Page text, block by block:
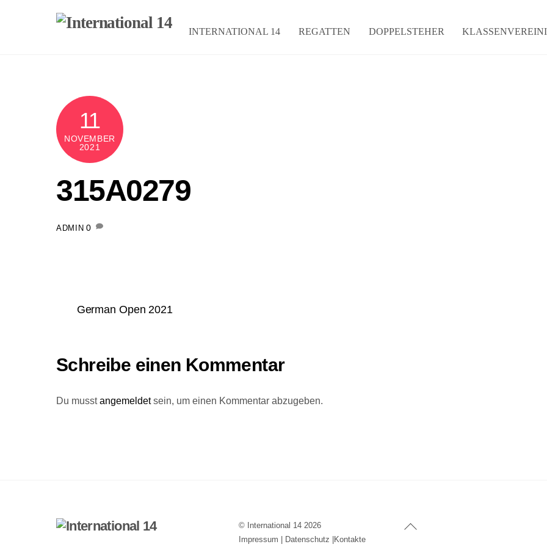
INTERNATIONAL 14
REGATTEN DOPPELSTEHER
11
NOVEMBER
2021
315A0279
ADMIN 0
German Open 2021
Schreibe einen Kommentar
Du musstangemeldetsein, um einen Kommentar abzugeben.
Back
© International 14 2026
Impressum
Datenschutz Kontakte